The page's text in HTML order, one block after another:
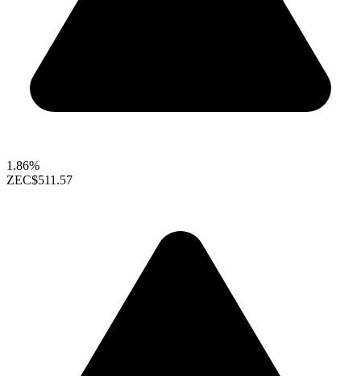
1.86%
ZEC$511.57